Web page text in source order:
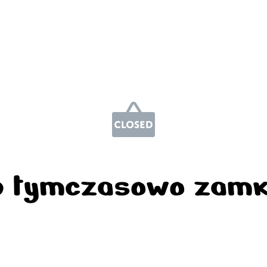
tymczasowo